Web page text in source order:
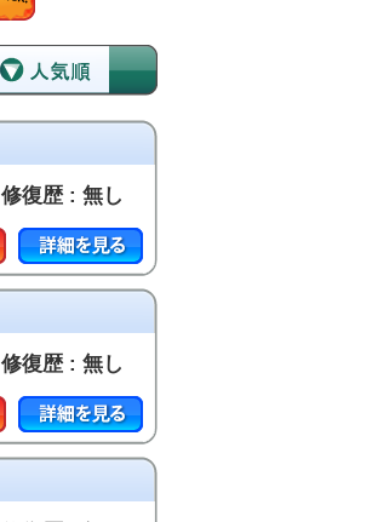
修復歴 : 無し
修復歴 : 無し